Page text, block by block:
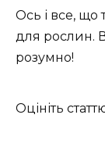
Ось і все, що
для рослин.
розумно!
Оцініть